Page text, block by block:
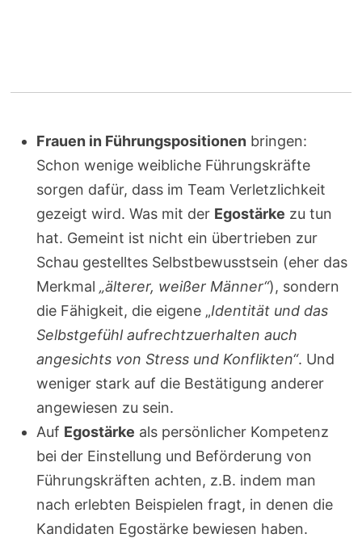
Frauen in Führungspositionen bringen:
Schon wenige weibliche Führungskräfte
sorgen dafür, dass im Team Verletzlichkeit
gezeigt wird. Was mit der Egostärke zu tun
hat. Gemeint ist nicht ein übertrieben zur
Schau gestelltes Selbstbewusstsein (eher das
Merkmal„älterer, weißer Männer“), sondern
die Fähigkeit, die eigene „Identität und das
Selbstgefühl aufrechtzuerhalten auch
angesichts von Stress und Konflikten“. Und
weniger stark auf die Bestätigung anderer
angewiesen zu sein.
Auf Egostärke als persönlicher Kompetenz
bei der Einstellung und Beförderung von
Führungskräften achten, z.B. indem man
nach erlebten Beispielen fragt, in denen die
Kandidaten Egostärke bewiesen haben.